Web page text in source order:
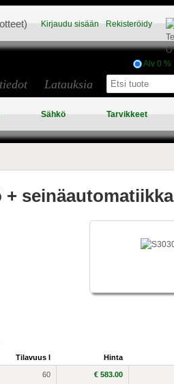
Kirjaudu sisään Rekisteröidy
Alv 0 %
Latauksia
Sähkö Tarvikkeet
seinäautomatiikka
Tilavuus l Hinta
60 € 583.00